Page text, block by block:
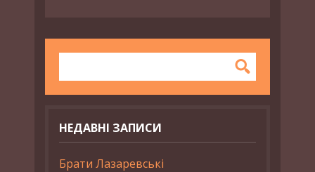
НЕДАВНІ ЗАПИСИ
Брати Лазаревські